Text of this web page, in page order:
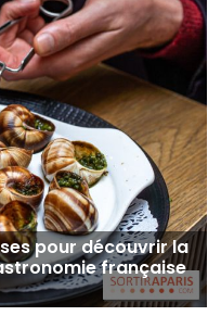
pour découvrir la
française